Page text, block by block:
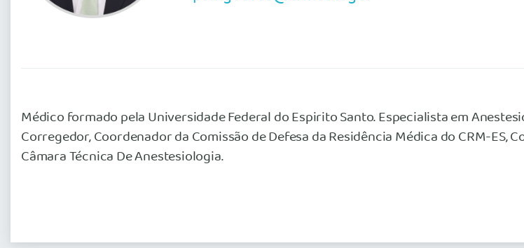
Médico formado pela Universidade Federal do Espirito Santo. Especialista em
Corregedor, Coordenador da Comissão de Defesa da Residência Médica do CRM-
Câmara Técnica De Anestesiologia.